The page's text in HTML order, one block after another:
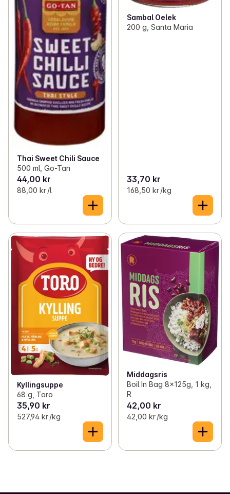
Thai Sweet Chili Sauce
500 ml, Go-Tan
44,00 kr
88,00 kr /l
Sambal Oelek
200 g, Santa Maria
33,70 kr
168,50 kr /kg
Kyllingsuppe
68 g, Toro
35,90 kr
527,94 kr /kg
Middagsris
Boil In Bag 8x125g, 1 kg,
R
42,00 kr
42,00 kr /kg